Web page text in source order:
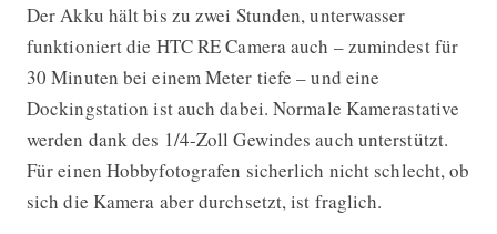
Der Akku hält bis zu zwei Stunden, unterwasser
funktioniert die HTC RE Camera auch – zumindest für
30 Minuten bei einem Meter tiefe – und eine
Dockingstation ist auch dabei. Normale Kamerastative
werden dank des 1/4-Zoll Gewindes auch unterstützt.
Für einen Hobbyfotografen sicherlich nicht schlecht, ob
sich die Kamera aber durchsetzt, ist fraglich.